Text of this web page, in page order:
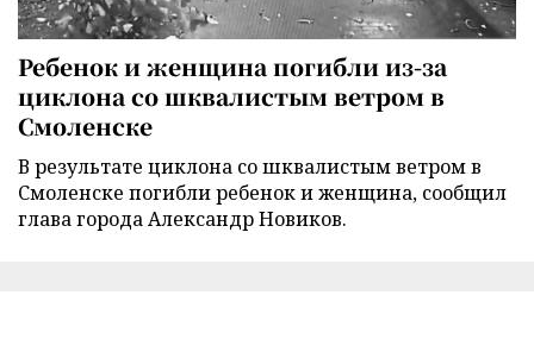
Ребенок и женщина погибли из-за
циклона со шквалистым ветром в
Смоленске
В результате циклона со шквалистым ветром в
Смоленске погибли ребенок и женщина, сообщил
глава города Александр Новиков.